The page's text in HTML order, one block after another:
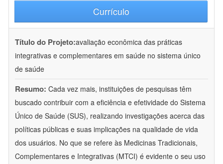
Currículo
Título do Projeto:avaliação econômica das práticas
integrativas e complementares em saúde no sistema único
de saúde
Resumo: Cada vez mais, instituições de pesquisas têm
buscado contribuir com a eficiência e efetividade do Sistema
Único de Saúde (SUS), realizando investigações acerca das
políticas públicas e suas implicações na qualidade de vida
dos usuários. No que se refere às Medicinas Tradicionais,
Complementares e Integrativas (MTCI) é evidente o seu uso